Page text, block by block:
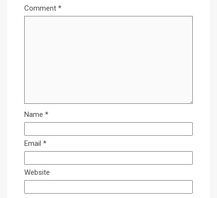
Comment *
Name *
Email *
Website